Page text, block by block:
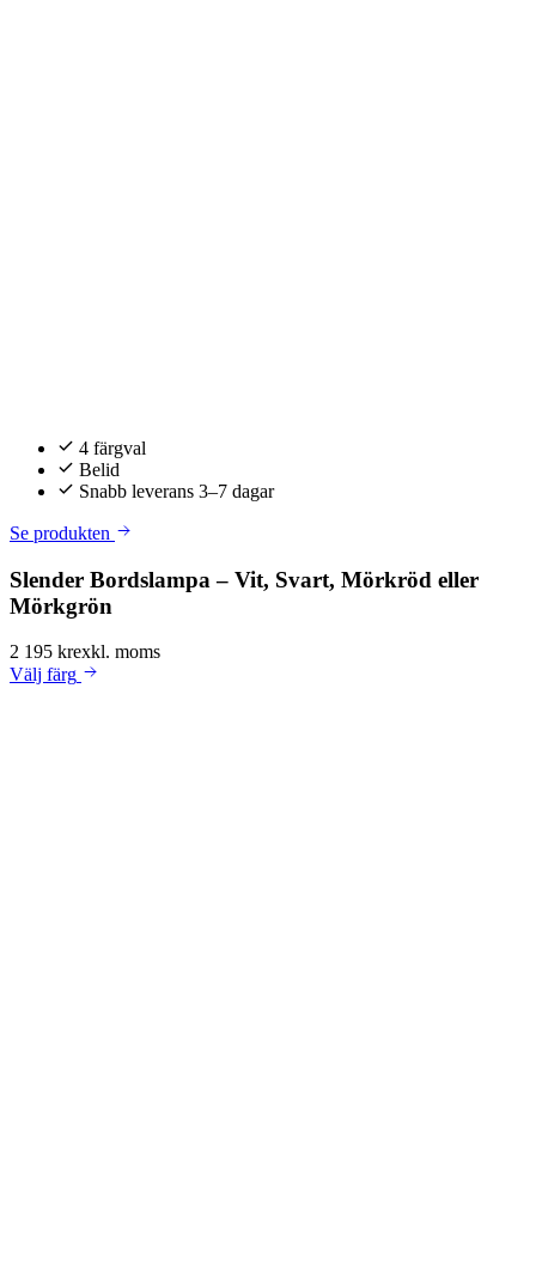
4 färgval
Belid
Snabb leverans 3–7 dagar
Se produkten
Slender Bordslampa – Vit, Svart, Mörkröd eller
Mörkgrön
2 195 krexkl. moms
Välj färg